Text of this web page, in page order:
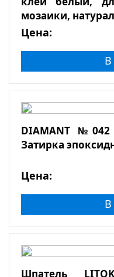
мозаики,
Цена:
В
DIAMANT
Затирка
Цена:
В
Шпатель